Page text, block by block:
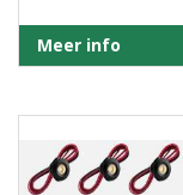
Meer info